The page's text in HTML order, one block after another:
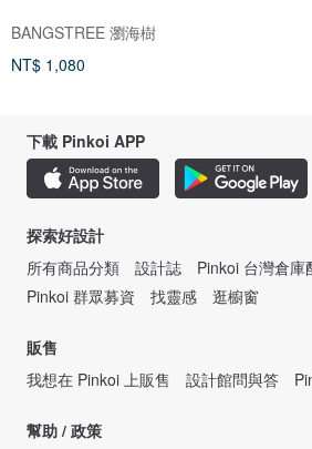
BANGSTREE 瀏海樹
NT$ 1,080
下載 Pinkoi APP
探索好設計
所有商品分類
設計誌 Pinkoi 台灣倉庫
Pinkoi 群眾募資
找靈感 逛櫥窗
販售
我想在 Pinkoi 上販售
設計館問與答
幫助 / 政策